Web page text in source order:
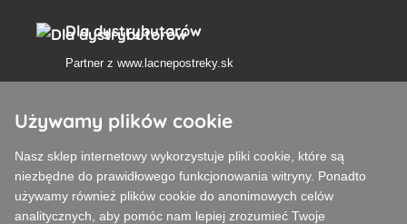
Dla dystrybutorów
Partner z www.lacnepostreky.sk
Zawsze służymy fachową poradą
Reklamacje są rozpatrywane w ciągu 24 godzin
Używamy plików cookie
Nasz sklep internetowy wykorzystuje pliki cookie, które są
niezbędne do prawidłowego funkcjonowania witryny. Ponadto
używamy również plików cookie do anonimowych celów
analitycznych, aby pomóc nam lepiej zrozumieć Twoje